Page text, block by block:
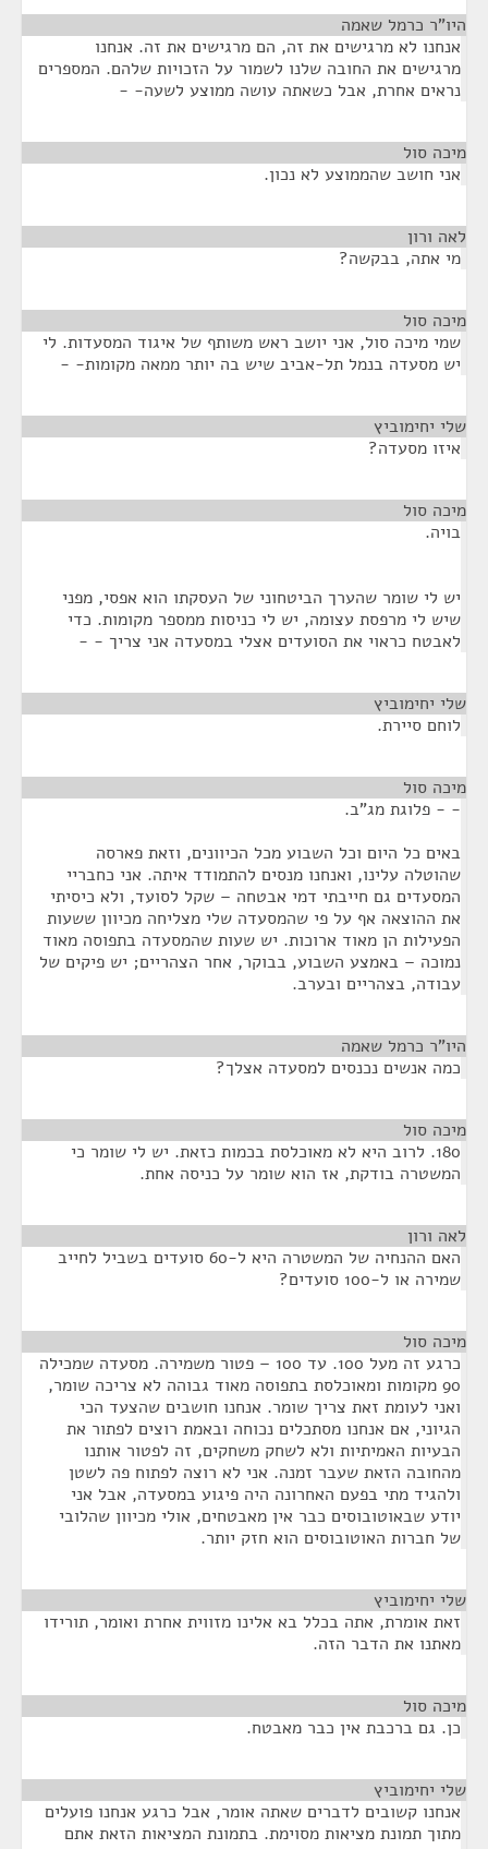
היו"ר כרמל שאמה
אנחנו לא מרגישים את זה, הם מרגישים את זה. אנחנו
מרגישים את החובה שלנו לשמור על הזכויות שלהם. המספרים
נראים אחרת, אבל כשאתה עושה ממוצע לשעה- -
מיכה סול
אני חושב שהממוצע לא נכון.
לאה ורון
מי אתה, בבקשה?
מיכה סול
שמי מיכה סול, אני יושב ראש משותף של איגוד המסעדות. לי
יש מסעדה בנמל תל-אביב שיש בה יותר ממאה מקומות- -
שלי יחימוביץ
איזו מסעדה?
מיכה סול
בויה.
יש לי שומר שהערך הביטחוני של העסקתו הוא אפסי, מפני
שיש לי מרפסת עצומה, יש לי כניסות ממספר מקומות. כדי
לאבטח כראוי את הסועדים אצלי במסעדה אני צריך - -
שלי יחימוביץ
לוחם סיירת.
מיכה סול
- - פלוגת מג"ב.
באים כל היום וכל השבוע מכל הכיוונים, וזאת פארסה
שהוטלה עלינו, ואנחנו מנסים להתמודד איתה. אני כחבריי
המסעדים גם חייבתי דמי אבטחה – שקל לסועד, ולא כיסיתי
את ההוצאה אף על פי שהמסעדה שלי מצליחה מכיוון ששעות
הפעילות הן מאוד ארוכות. יש שעות שהמסעדה בתפוסה מאוד
נמוכה – באמצע השבוע, בבוקר, אחר הצהריים; יש פיקים של
עבודה, בצהריים ובערב.
היו"ר כרמל שאמה
כמה אנשים נכנסים למסעדה אצלך?
מיכה סול
180. לרוב היא לא מאוכלסת בכמות כזאת. יש לי שומר כי
המשטרה בודקת, אז הוא שומר על כניסה אחת.
לאה ורון
האם ההנחיה של המשטרה היא ל-60 סועדים בשביל לחייב
שמירה או ל-100 סועדים?
מיכה סול
כרגע זה מעל 100. עד 100 – פטור משמירה. מסעדה שמכילה
90 מקומות ומאוכלסת בתפוסה מאוד גבוהה לא צריכה שומר,
ואני לעומת זאת צריך שומר. אנחנו חושבים שהצעד הכי
הגיוני, אם אנחנו מסתכלים נכוחה ובאמת רוצים לפתור את
הבעיות האמיתיות ולא לשחק משחקים, זה לפטור אותנו
מהחובה הזאת שעבר זמנה. אני לא רוצה לפתוח פה לשטן
ולהגיד מתי בפעם האחרונה היה פיגוע במסעדה, אבל אני
יודע שבאוטובוסים כבר אין מאבטחים, אולי מכיוון שהלובי
של חברות האוטובוסים הוא חזק יותר.
שלי יחימוביץ
זאת אומרת, אתה בכלל בא אלינו מזווית אחרת ואומר, תורידו
מאתנו את הדבר הזה.
מיכה סול
כן. גם ברכבת אין כבר מאבטח.
שלי יחימוביץ
אנחנו קשובים לדברים שאתה אומר, אבל כרגע אנחנו פועלים
מתוך תמונת מציאות מסוימת. בתמונת המציאות הזאת אתם